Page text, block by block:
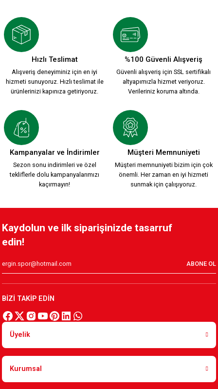
1.912,00 TL
HUMMEL 2026-2027 YENİ SEZON ÇUBUKLU FORMAMIZ
2.200,00 TL
HUMMEL 2026-2027 YENİ SEZON KARŞIYAKA KREM
2.200,00 TL
ÇUBUKLU TARAFTAR FORMASI
1.700,00 TL 1.700,00 TL
Hızlı Teslimat
Alışveriş deneyiminiz için en iyi
hizmeti sunuyoruz. Hızlı teslimat ile
ürünlerinizi kapınıza getiriyoruz.
%100 Güvenli Alışveriş
Güvenli alışveriş için SSL sertifikalı
altyapımızla hizmet veriyoruz.
Verileriniz koruma altında.
Kampanyalar ve İndirimler
Sezon sonu indirimleri ve özel
tekliflerle dolu kampanyalarımızı
kaçırmayın!
Müşteri Memnuniyeti
Müşteri memnuniyeti bizim için çok
önemli. Her zaman en iyi hizmeti
sunmak için çalışıyoruz.
Kaydolun ve ilk siparişinizde tasarruf
edin!
ABONE OL
BİZİ TAKİP EDİN
Üyelik
Kurumsal